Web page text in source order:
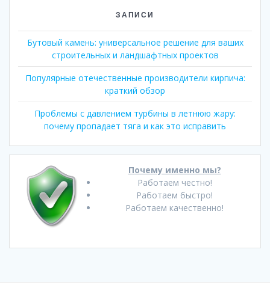
ЗАПИСИ
Бутовый камень: универсальное решение для ваших
строительных и ландшафтных проектов
Популярные отечественные производители кирпича:
краткий обзор
Проблемы с давлением турбины в летнюю жару:
почему пропадает тяга и как это исправить
Почему именно мы?
Работаем честно!
Работаем быстро!
Работаем качественно!